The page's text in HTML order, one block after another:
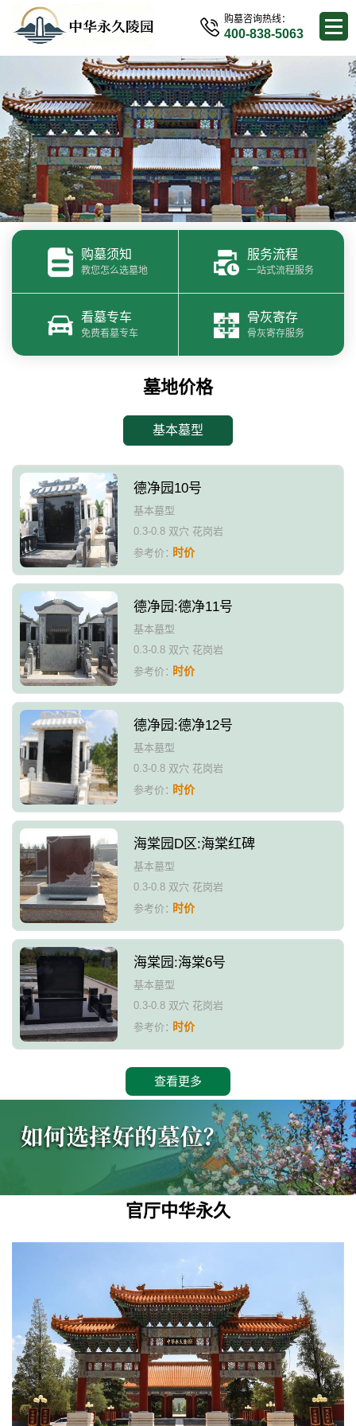
购墓咨询热线：
400-838-5063
购墓须知
教您怎么选墓地
服务流程
一站式流程服务
看墓专车
免费看墓专车
骨灰寄存
骨灰寄存服务
墓地价格
基本墓型
德净园10号
基本墓型
0.3-0.8 双穴 花岗岩
参考价：时价
德净园:德净11号
基本墓型
0.3-0.8 双穴 花岗岩
参考价：时价
德净园:德净12号
基本墓型
0.3-0.8 双穴 花岗岩
参考价：时价
海棠园D区:海棠红碑
基本墓型
0.3-0.8 双穴 花岗岩
参考价：时价
海棠园:海棠6号
基本墓型
0.3-0.8 双穴 花岗岩
参考价：时价
查看更多
官厅中华永久